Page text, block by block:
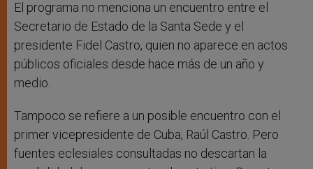
El programa no menciona un encuentro entre el
Secretario de Estado de la Santa Sede y el
presidente Fidel Castro, quien no aparece en actos
públicos oficiales desde hace más de un año y
medio.
Tampoco se refiere a un posible encuentro con el
primer vicepresidente de Cuba, Raúl Castro. Pero
fuentes eclesiales consultadas no descartan la